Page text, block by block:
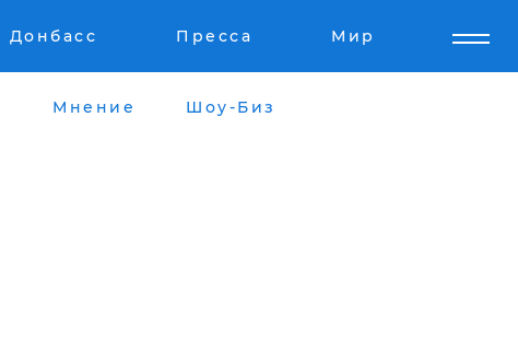
Донбасс Пресса Мир
Мнение Шоу-Биз